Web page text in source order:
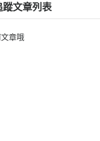
文章列表
章哦